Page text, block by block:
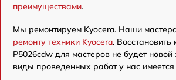
преимуществами.
Мы ремонтируем Kyocera. Наши
ремонту техники Kyocera. Восстановить
P5026cdw для мастеров не будет
виды проведенных работ у нас имеется